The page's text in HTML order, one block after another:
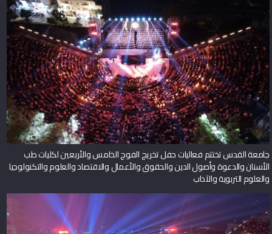
جامعة القدس تختتم فعاليات حفل تخريج الفوج الخامس والأربعين لكليات طب
الأسنان والدعوة وأصول الدين والحقوق والأعمال والاقتصاد والعلوم والتكنولوجيا
والعلوم التربوية والآداب